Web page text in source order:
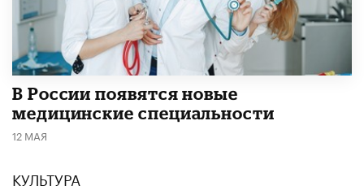
В России появятся новые
медицинские специальности
12 МАЯ
КУЛЬТУРА